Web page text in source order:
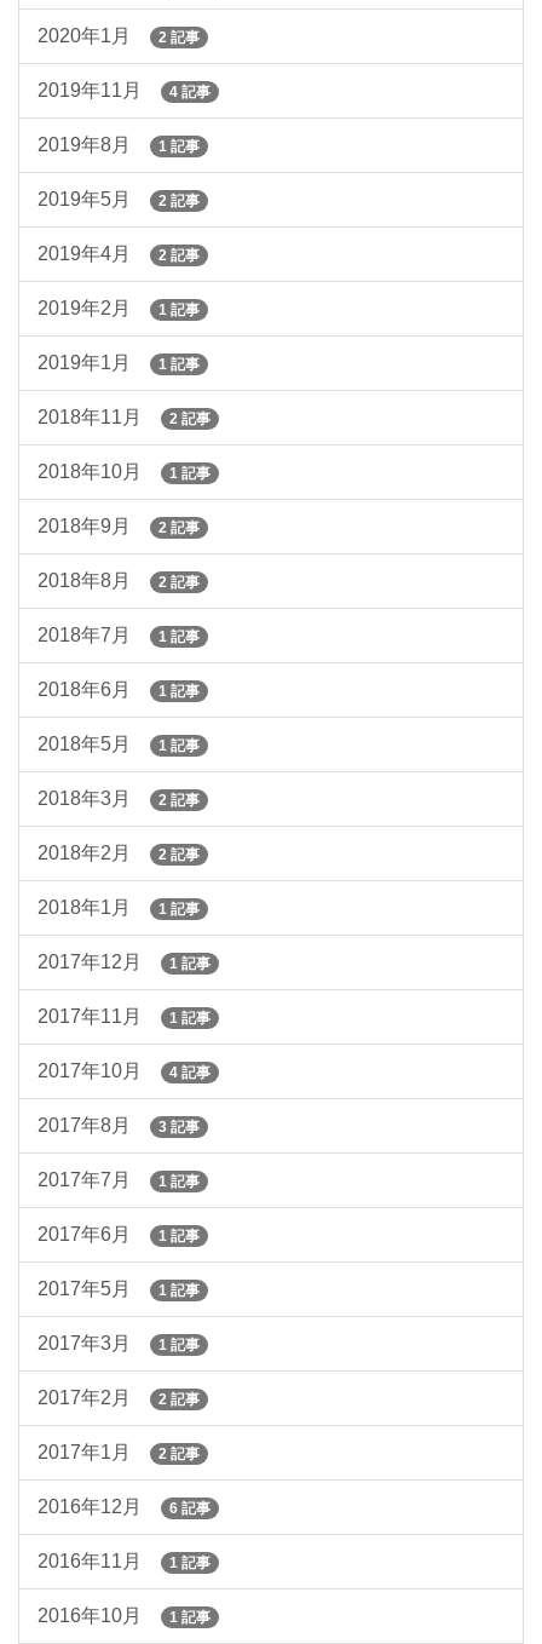
2020年1月 2 記事
2019年11月 4 記事
2019年8月 1 記事
2019年5月 2 記事
2019年4月 2 記事
2019年2月 1 記事
2019年1月 1 記事
2018年11月 2 記事
2018年10月 1 記事
2018年9月 2 記事
2018年8月 2 記事
2018年7月 1 記事
2018年6月 1 記事
2018年5月 1 記事
2018年3月 2 記事
2018年2月 2 記事
2018年1月 1 記事
2017年12月 1 記事
2017年11月 1 記事
2017年10月 4 記事
2017年8月 3 記事
2017年7月 1 記事
2017年6月 1 記事
2017年5月 1 記事
2017年3月 1 記事
2017年2月 2 記事
2017年1月 2 記事
2016年12月 6 記事
2016年11月 1 記事
2016年10月 1 記事